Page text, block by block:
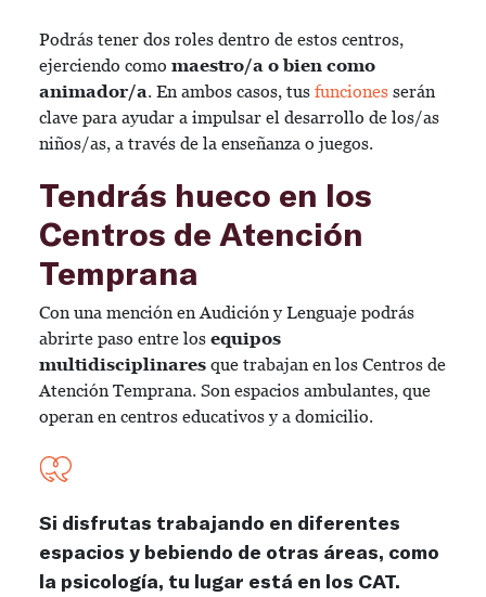
Podrás tener dos roles dentro de estos centros,
ejerciendo como maestro/a o bien como
animador/a. En ambos casos, tus funciones serán
clave para ayudar a impulsar el desarrollo de los/as
niños/as, a través de la enseñanza o juegos.
Tendrás hueco en los
Centros de Atención
Temprana
Con una mención en Audición y Lenguaje podrás
abrirte paso entre los equipos
multidisciplinares que trabajan en los Centros de
Atención Temprana. Son espacios ambulantes, que
operan en centros educativos y a domicilio.
Si disfrutas trabajando en diferentes
espacios y bebiendo de otras áreas, como
la psicología, tu lugar está en los CAT.